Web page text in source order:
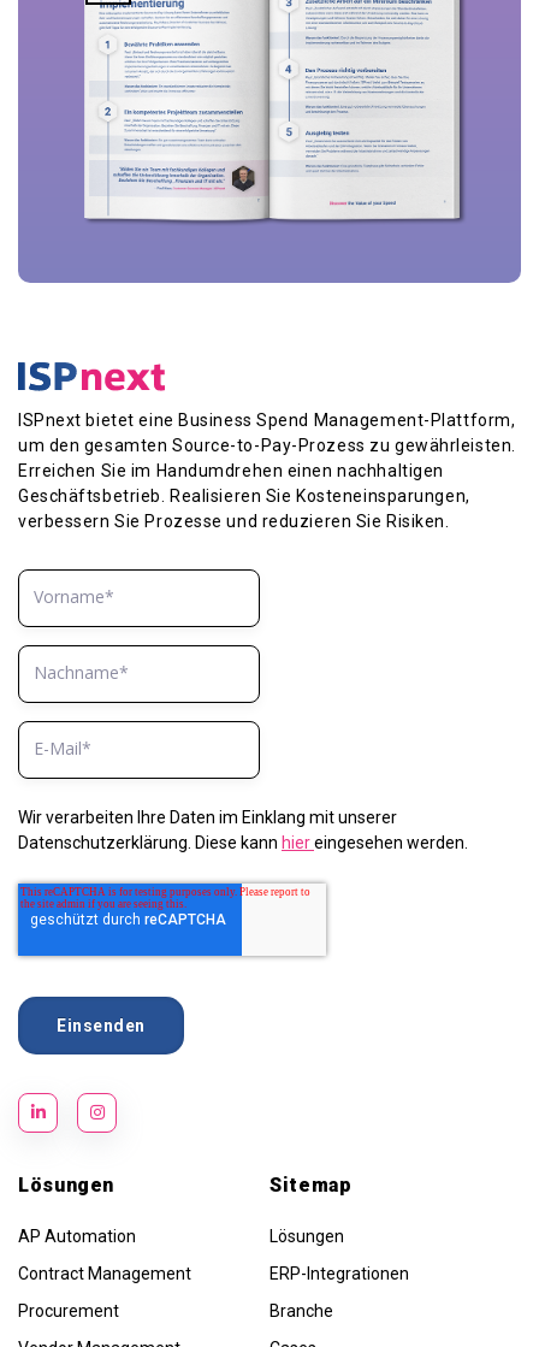
ISPnext bietet eine Business Spend Management-Plattform,
um den gesamten Source-to-Pay-Prozess zu gewährleisten.
Erreichen Sie im Handumdrehen einen nachhaltigen
Geschäftsbetrieb. Realisieren Sie Kosteneinsparungen,
verbessern Sie Prozesse und reduzieren Sie Risiken.
Wir verarbeiten Ihre Daten im Einklang mit unserer
Datenschutzerklärung. Diese kann hiereingesehen werden.
Lösungen
AP Automation
Contract Management
Procurement
Sitemap
Lösungen
ERP-Integrationen
Branche